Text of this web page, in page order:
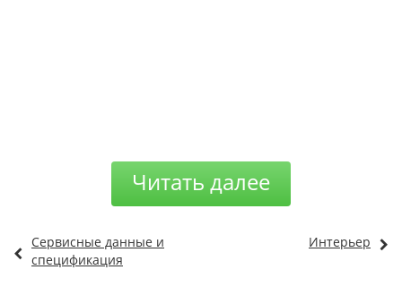
Читать далее
Сервисные данные и
спецификация
Интерьер